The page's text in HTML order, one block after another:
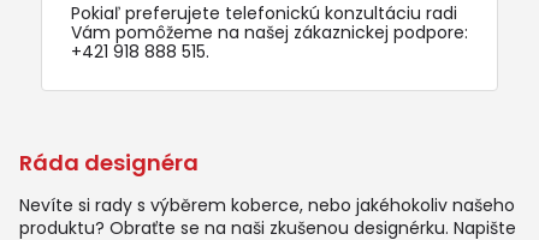
Ráda designéra
Nevíte si rady s výběrem koberce, nebo jakéhokoliv našeho
produktu? Obraťte se na naši zkušenou designérku. Napište
Pokiaľ preferujete telefonickú konzultáciu radi
Vám pomôžeme na našej zákaznickej podpore:
+421 918 888 515.